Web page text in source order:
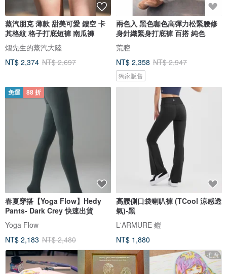
蒸汽朋克 薄款 甜美可愛 鏤空 卡
其格紋 格子打底短褲 南瓜褲
熠先生的蒸汽大陸
NT$ 2,374 NT$ 2,697
兩色入 黑色咖色高彈力松緊腰修
身針織緊身打底褲 百搭 純色
荒腔
NT$ 2,358 NT$ 2,947
獨家販售
免運 88 折
春夏穿搭【Yoga Flow】Hedy
Pants- Dark Crey 快速出貨
Yoga Flow
NT$ 2,183 NT$ 2,480
高腰側口袋喇叭褲 (TCool 涼感透
氣)-黑
L'ARMURE 鎧
NT$ 1,880
推廣